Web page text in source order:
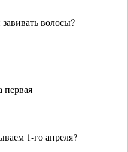
волосы?
первая
1-го апреля?